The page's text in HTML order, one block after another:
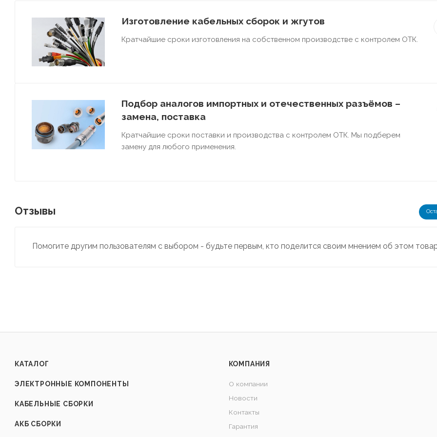
Изготовление кабельных сборок и жгутов
Кратчайшие сроки изготовления на собственном производстве с контролем ОТК.
Подбор аналогов импортных и отечественных разъёмов –
замена, поставка
Кратчайшие сроки поставки и производства с контролем ОТК. Мы подберем
замену для любого применения.
Отзывы
Помогите другим пользователям с выбором - будьте первым, кто поделится своим мнением об этом
КАТАЛОГ
ЭЛЕКТРОННЫЕ КОМПОНЕНТЫ
КАБЕЛЬНЫЕ СБОРКИ
АКБ СБОРКИ
КОМПАНИЯ
О компании
Новости
Контакты
Гарантия